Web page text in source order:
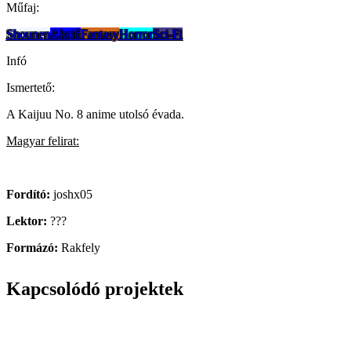
Műfaj:
ShounenAkcióFantasyHorrorSci-Fi
Infó
Ismertető:
A Kaijuu No. 8 anime utolsó évada.
Magyar felirat:
Fordító: joshx05
Lektor: ???
Formázó: Rakfely
Kapcsolódó projektek